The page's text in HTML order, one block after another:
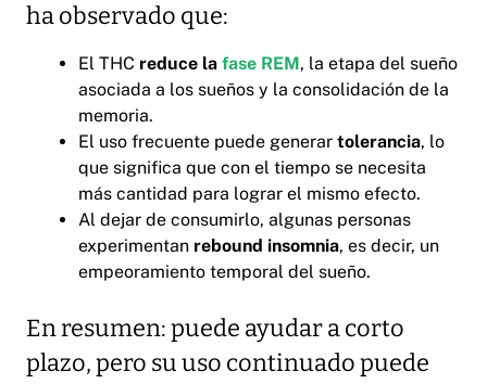
ha observado que:
El THC reduce la fase REM, la etapa del sueño
asociada a los sueños y la consolidación de la
memoria.
El uso frecuente puede generar tolerancia, lo
que significa que con el tiempo se necesita
más cantidad para lograr el mismo efecto.
Al dejar de consumirlo, algunas personas
experimentan rebound insomnia, es decir, un
empeoramiento temporal del sueño.
En resumen: puede ayudar a corto
plazo, pero su uso continuado puede